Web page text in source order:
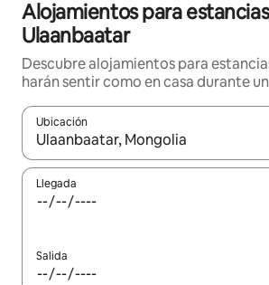
Alojamientos para
Ulaanbaatar
Descubre alojamientos para
harán sentir como en casa durante
Ubicación
Cuando los resultados estén
Llegada
Salida